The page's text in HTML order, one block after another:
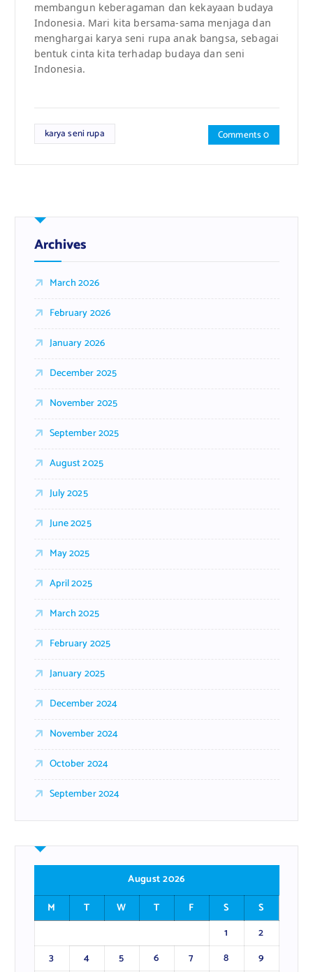
membangun keberagaman dan kekayaan budaya
Indonesia. Mari kita bersama-sama menjaga dan
menghargai karya seni rupa anak bangsa, sebagai
bentuk cinta kita terhadap budaya dan seni
Indonesia.
karya seni rupa Comments 0
Archives
March 2026
February 2026
January 2026
December 2025
November 2025
September 2025
August 2025
July 2025
June 2025
May 2025
April 2025
March 2025
February 2025
January 2025
December 2024
November 2024
October 2024
September 2024
August 2026
M
T W T F S
S
1
2
3
4 5 6 7 8
9